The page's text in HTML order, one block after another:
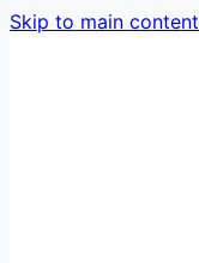
Skip to main content